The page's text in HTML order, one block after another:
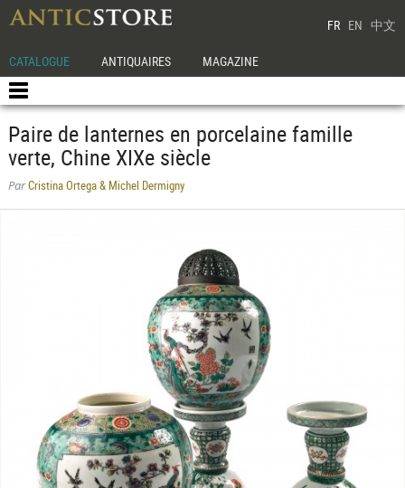
FR EN 中文
CATALOGUE ANTIQUAIRES MAGAZINE
Paire de lanternes en porcelaine famille
verte, Chine XIXe siècle
ParCristina Ortega & Michel Dermigny